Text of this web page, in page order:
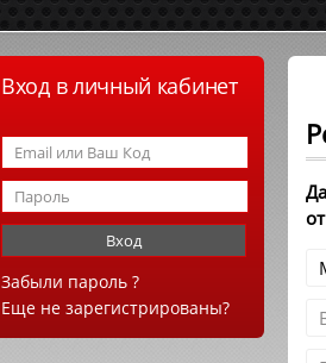
Вход в личный кабинет
Забыли пароль ?
Еще не зарегистрированы?